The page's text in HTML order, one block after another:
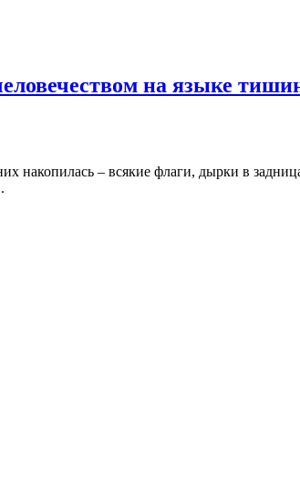
на языке
накопилась – всякие флаги, дырки в